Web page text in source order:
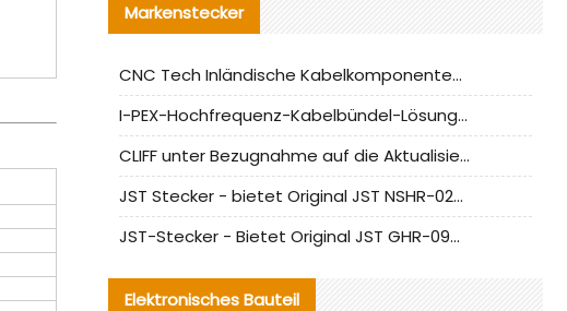
Markenstecker
CNC Tech Inländische Kabelkomponentenbewertung und Massenproduktionsanpassungsanleitung
I-PEX-Hochfrequenz-Kabelbündel-Lösung für die heimische Produktion analysiert
CLIFF unter Bezugnahme auf die Aktualisierung der chinesischen Stecker-Testnormen
JST Stecker - bietet Original JST NSHR-02V-S Stecker und Ersatzteile an
JST-Stecker - Bietet Original JST GHR-09V-S Stecker und Ersatzteile an
Elektronisches Bauteil